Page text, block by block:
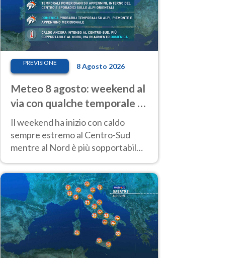
PREVISIONE 8 Agosto 2026
Meteo 8 agosto: weekend al
via con qualche temporale e
caldo estremo al Centro-Sud
Il weekend ha inizio con caldo
sempre estremo al Centro-Sud
mentre al Nord è più sopportabile
calore sui rilievi.